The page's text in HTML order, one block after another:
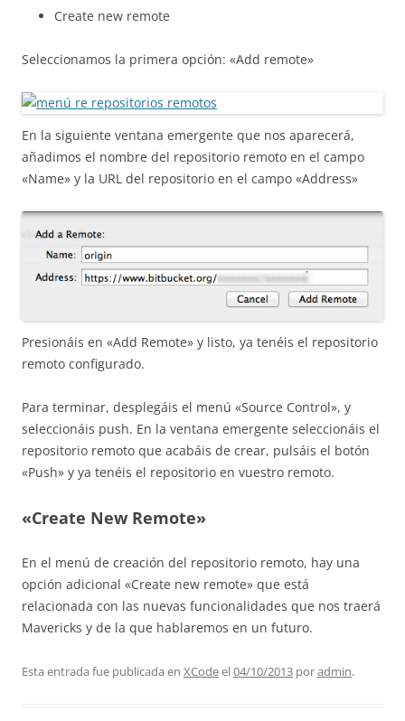
Create new remote
Seleccionamos la primera opción: «Add remote»
En la siguiente ventana emergente que nos aparecerá,
añadimos el nombre del repositorio remoto en el campo
«Name» y la URL del repositorio en el campo «Address»
Presionáis en «Add Remote» y listo, ya tenéis el repositorio
remoto configurado.
Para terminar, desplegáis el menú «Source Control», y
seleccionáis push. En la ventana emergente seleccionáis el
repositorio remoto que acabáis de crear, pulsáis el botón
«Push» y ya tenéis el repositorio en vuestro remoto.
«Create New Remote»
En el menú de creación del repositorio remoto, hay una
opción adicional «Create new remote» que está
relacionada con las nuevas funcionalidades que nos traerá
Mavericks y de la que hablaremos en un futuro.
Esta entrada fue publicada en XCodeel04/10/2013 poradmin.